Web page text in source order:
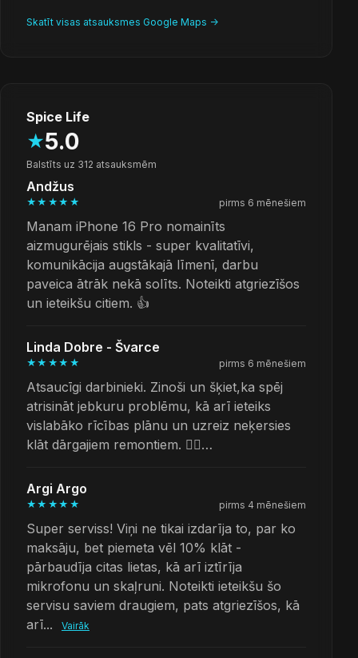
Skatīt visas atsauksmes Google Maps ->
Spice Life
★5.0
Balstīts uz 312 atsauksmēm
Andžus
★★★★★ pirms 6 mēnešiem
Manam iPhone 16 Pro nomainīts
aizmugurējais stikls - super kvalitatīvi,
komunikācija augstākajā līmenī, darbu
paveica ātrāk nekā solīts. Noteikti atgriezīšos
un ieteikšu citiem. 👍
Linda Dobre - Švarce
★★★★★ pirms 6 mēnešiem
Atsaucīgi darbinieki. Zinoši un šķiet,ka spēj
atrisināt jebkuru problēmu, kā arī ieteiks
vislabāko rīcības plānu un uzreiz neķersies
klāt dārgajiem remontiem. 👌🏻…
Argi Argo
★★★★★ pirms 4 mēnešiem
Super serviss! Viņi ne tikai izdarīja to, par ko
maksāju, bet piemeta vēl 10% klāt -
pārbaudīja citas lietas, kā arī iztīrīja
mikrofonu un skaļruni. Noteikti ieteikšu šo
servisu saviem draugiem, pats atgriezīšos, kā
arī...
Vairāk